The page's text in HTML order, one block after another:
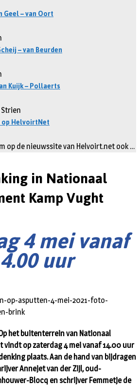
Geel – van Oort
– van Beurden
Kuijk – Pollaerts
Strien
HelvoirtNet
op de nieuwssite van Helvoirt.net ook …
in Nationaal
Kamp Vught
4 mei vanaf
uur
het buitenterrein van Nationaal
vindt op zaterdag 4 mei vanaf 14.00 uur
plaats. Aan de hand van bijdragen
Annejet van der Zijl, oud-
Blocq en schrijver Femmetje de